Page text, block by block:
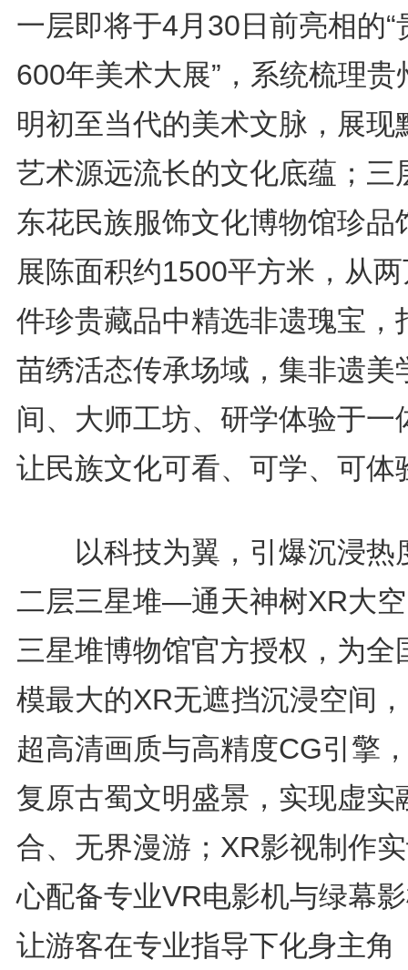
一层即将于4月30日前亮相的“
600年美术大展”，系统梳理贵
明初至当代的美术文脉，展现
艺术源远流长的文化底蕴；三
东花民族服饰文化博物馆珍品
展陈面积约1500平方米，从
件珍贵藏品中精选非遗瑰宝，
苗绣活态传承场域，集非遗美
间、大师工坊、研学体验于一
让民族文化可看、可学、可体
以科技为翼，引爆沉浸热
二层三星堆—通天神树XR大
三星堆博物馆官方授权，为全
模最大的XR无遮挡沉浸空间
超高清画质与高精度CG引擎
复原古蜀文明盛景，实现虚实
合、无界漫游；XR影视制作
心配备专业VR电影机与绿幕
让游客在专业指导下化身主角